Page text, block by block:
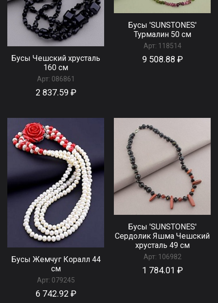
Бусы Чешский хрусталь
160 см
Арт: 086861
2 837.59 ₽
Бусы 'SUNSTONES'
Турмалин 50 см
Арт: 118514
9 508.88 ₽
Бусы Жемчуг Коралл 44
см
Арт: 079245
6 742.92 ₽
Бусы 'SUNSTONES'
Сердолик Яшма Чешский
хрусталь 49 см
Арт: 106982
1 784.01 ₽